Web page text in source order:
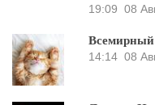
19:09 08
14:14 08